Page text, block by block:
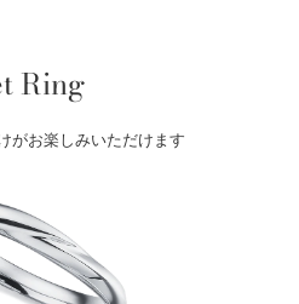
Ring
がお楽しみいただけます